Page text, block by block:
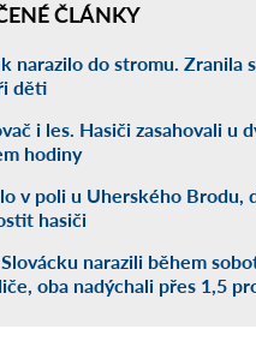
ČLÁNKY
narazilo do stromu. Zranila
děti
i les. Hasiči zasahovali u
hodiny
v poli u Uherského Brodu,
hasiči
narazili během
oba nadýchali přes 1,5